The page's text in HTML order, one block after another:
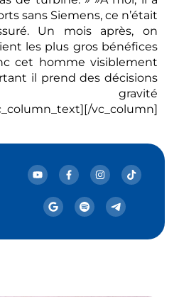
sans Siemens, ce n’était
Un mois après, on
les plus gros bénéfices
cet homme visiblement
il prend des décisions
gravité
vc_column]